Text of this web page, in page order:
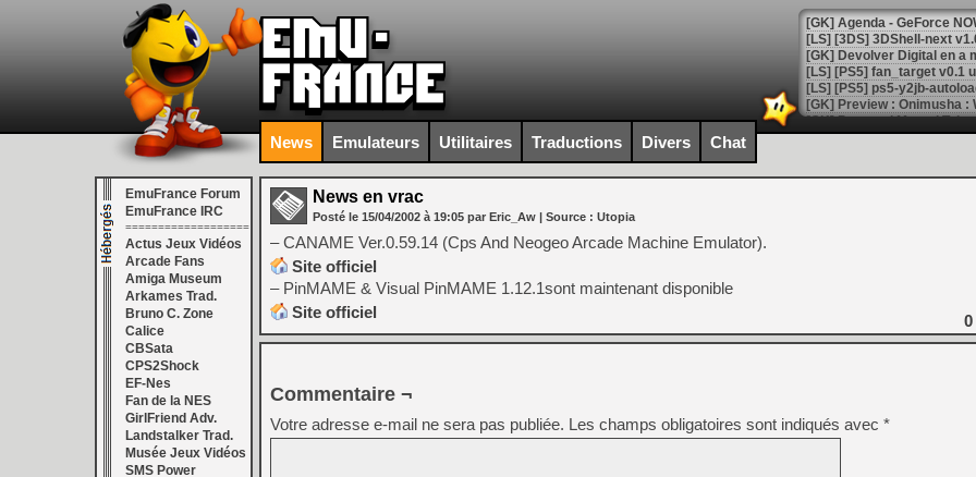
[GK] Agenda - GeForce
[GK] Devolver Digital en a
[LS] [PS5] ps5-y2jb-
[GK] Pourquoi Marvel
[GK] Test : Restory : Chill
[GK] GTA 6 : Rockstar
[GK] Hot Wheels Infinite
[GK] Mémoire cash -
[GK] Résultats Nintendo :
[GK] Déjà des
[Mo5] Brickboy cherche à
[GK] Minecraft et ses «
[GK] Beast of
[GK] Ubisoft : fin de partie
[GK] Mémoire cash -
[GK] Dan Houser (GTA)
[GK] Comment EA Sports
[GK] Crimson Moon : un
[GK] Isle of Reveries : le
[GK] Moonlighter 2 : The
[GK] Capcom relance
News Emulateurs Utilitaires Traductions Divers Chat
EmuFrance Forum
EmuFrance IRC
===================
Actus Jeux Vidéos
Arcade Fans
Amiga Museum
Arkames Trad.
Bruno C. Zone
Calice
CBSata
CPS2Shock
EF-Nes
Fan de la NES
GirlFriend Adv.
Landstalker Trad.
Musée Jeux Vidéos
SMS Power
News en vrac
Posté le 15/04/2002 à 19:05 par Eric_Aw | Source : Utopia
– CANAME Ver.0.59.14 (Cps And Neogeo Arcade Machine Emulator).
Site officiel
– PinMAME & Visual PinMAME 1.12.1sont maintenant disponible
Site officiel
0
Commentaire ¬
Votre adresse e-mail ne sera pas publiée. Les champs obligatoires sont indiqués avec *